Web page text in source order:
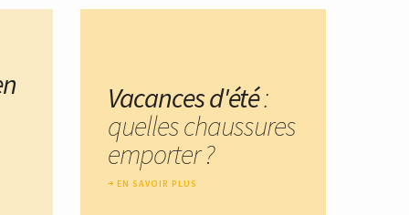
Vacances d'été:
quelles chaussures
emporter ?
EN SAVOIR PLUS